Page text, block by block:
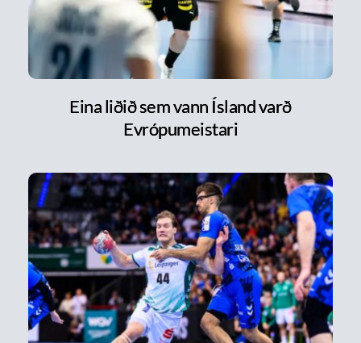
Eina liðið sem vann Ísland varð
Evrópumeistari